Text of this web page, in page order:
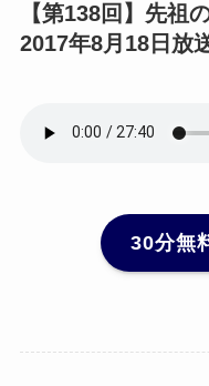
【第138回】先祖
2017年8月18日放
30分無